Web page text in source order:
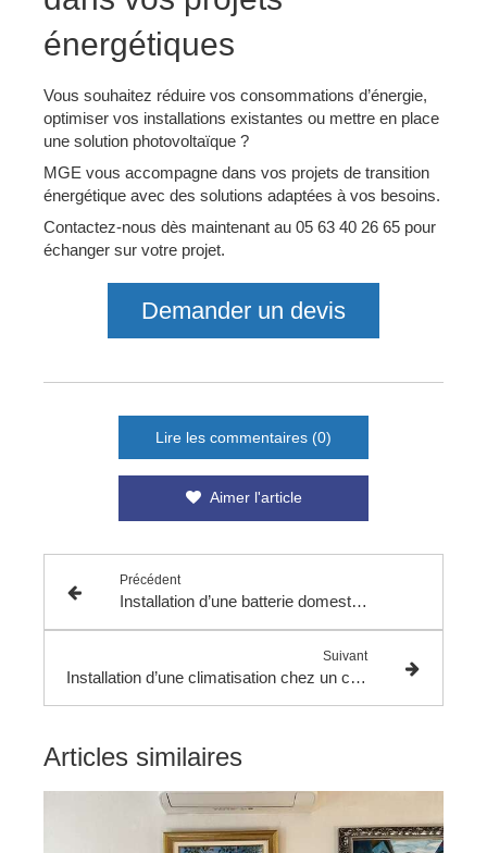
énergétiques
Vous souhaitez réduire vos consommations d’énergie,
optimiser vos installations existantes ou mettre en place
une solution photovoltaïque ?
MGE vous accompagne dans vos projets de transition
énergétique avec des solutions adaptées à vos besoins.
Contactez-nous dès maintenant au 05 63 40 26 65 pour
échanger sur votre projet.
Demander un devis
Lire les commentaires (0)
Aimer l'article
Précédent
Installation d’une batterie domestique physique pour optimiser une installation photovoltaïque
Suivant
Installation d’une climatisation chez un client : confort, performance et efficacité
Articles similaires